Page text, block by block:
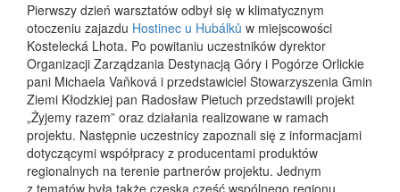
Pierwszy dzień warsztatów odbył się w klimatycznym
otoczeniu zajazdu Hostinec u Hubálků w miejscowości
Kostelecká Lhota. Po powitaniu uczestników dyrektor
Organizacji Zarządzania Destynacją Góry i Pogórze Orlickie
pani Michaela Vaňková i przedstawiciel Stowarzyszenia Gmin
Ziemi Kłodzkiej pan Radosław Pietuch przedstawili projekt
„Żyjemy razem” oraz działania realizowane w ramach
projektu. Następnie uczestnicy zapoznali się z informacjami
dotyczącymi współpracy z producentami produktów
regionalnych na terenie partnerów projektu. Jednym